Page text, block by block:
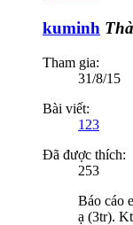
kuminh
Tham gia:
31/8/15
Bài viết:
123
Đã được thích:
253
Báo cáo
ạ (3tr).